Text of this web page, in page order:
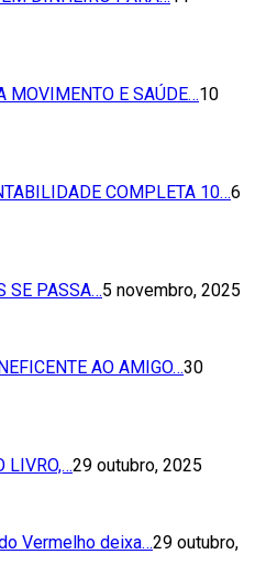
MOVIMENTO E SAÚDE…10
COMPLETA 10…6
SE PASSA…5 novembro, 2025
AO AMIGO…30
LIVRO,…29 outubro, 2025
Vermelho deixa…29 outubro,